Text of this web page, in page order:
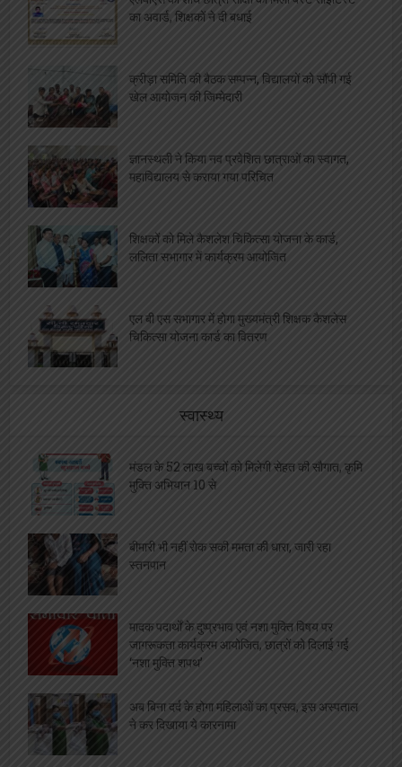
का अवार्ड, शिक्षकों ने दी बधाई
क्रीड़ा समिति की बैठक सम्पन्न, विद्यालयों को सौंपी गई
खेल आयोजन की जिम्मेदारी
ज्ञानस्थली ने किया नव प्रवेशित छात्राओं का स्वागत,
महाविद्यालय से कराया गया परिचित
शिक्षकों को मिले कैशलेश चिकित्सा योजना के कार्ड,
ललिता सभागार में कार्यक्रम आयोजित
एल बी एस सभागार में होगा मुख्यमंत्री शिक्षक कैशलेस
चिकित्सा योजना कार्ड का वितरण
स्वास्थ्य
मंडल के 52 लाख बच्चों को मिलेगी सेहत की सौगात, कृमि
मुक्ति अभियान 10 से
बीमारी भी नहीं रोक सकी ममता की धारा, जारी रहा
स्तनपान
मादक पदार्थों के दुष्प्रभाव एवं नशा मुक्ति विषय पर
जागरूकता कार्यक्रम आयोजित, छात्रों को दिलाई गई
‘नशा मुक्ति शपथ’
अब बिना दर्द के होगा महिलाओं का प्रसव, इस अस्पताल
ने कर दिखाया ये कारनामा